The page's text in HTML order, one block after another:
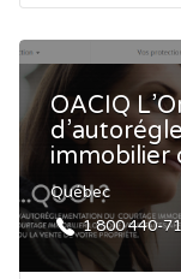
OACIQ
immobilier
Québec
1 800 440-